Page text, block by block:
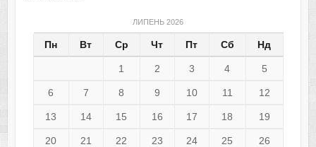
ЛИПЕНЬ 2026
Пн Вт Ср Чт Пт Сб Нд
1 2 3 4 5
6 7 8 9 10 11 12
13 14 15 16 17 18 19
20 21 22 23 24 25 26